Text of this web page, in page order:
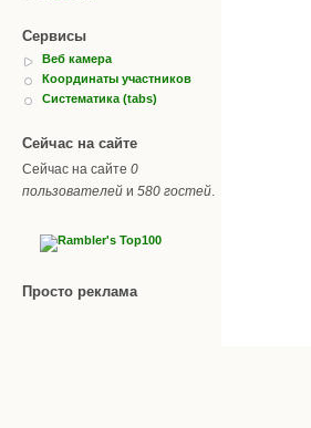
Сервисы
Веб камера
Координаты участников
Систематика (tabs)
Сейчас на сайте
Сейчас на сайте 0
пользователей и 580 гостей.
Просто реклама